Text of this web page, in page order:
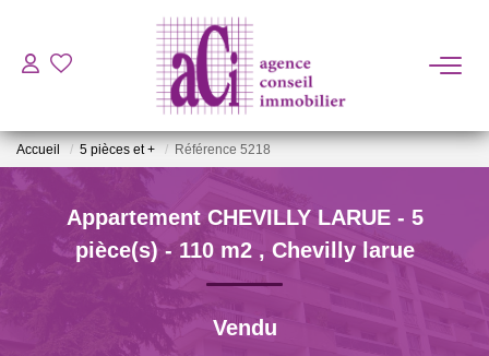
ACHETER
ESTIMER
Accueil 5 pièces et + Référence 5218
Appartement CHEVILLY LARUE - 5
pièce(s) - 110 m2 , Chevilly larue
Vendu